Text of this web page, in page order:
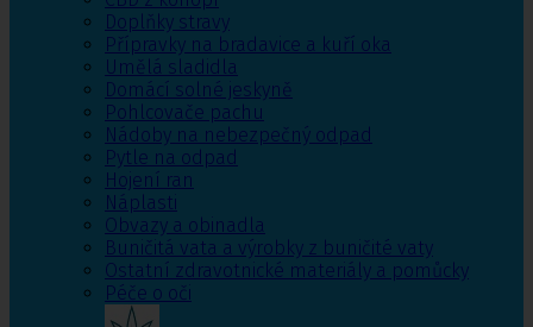
Doplňky stravy
Přípravky na bradavice a kuří oka
Umělá sladidla
Domácí solné jeskyně
Pohlcovače pachu
Nádoby na nebezpečný odpad
Pytle na odpad
Hojení ran
Náplasti
Obvazy a obinadla
Buničitá vata a výrobky z buničité vaty
Ostatní zdravotnické materiály a pomůcky
Péče o oči